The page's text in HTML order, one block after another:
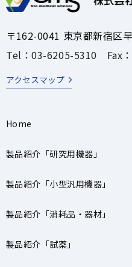
〒162-0041 東京都新宿区
Tel：03-6205-5310 Fax
アクセスマップ
Home
製品紹介「研究用機器」
製品紹介「小型汎用機器」
製品紹介「消耗品・器材」
製品紹介「試薬」